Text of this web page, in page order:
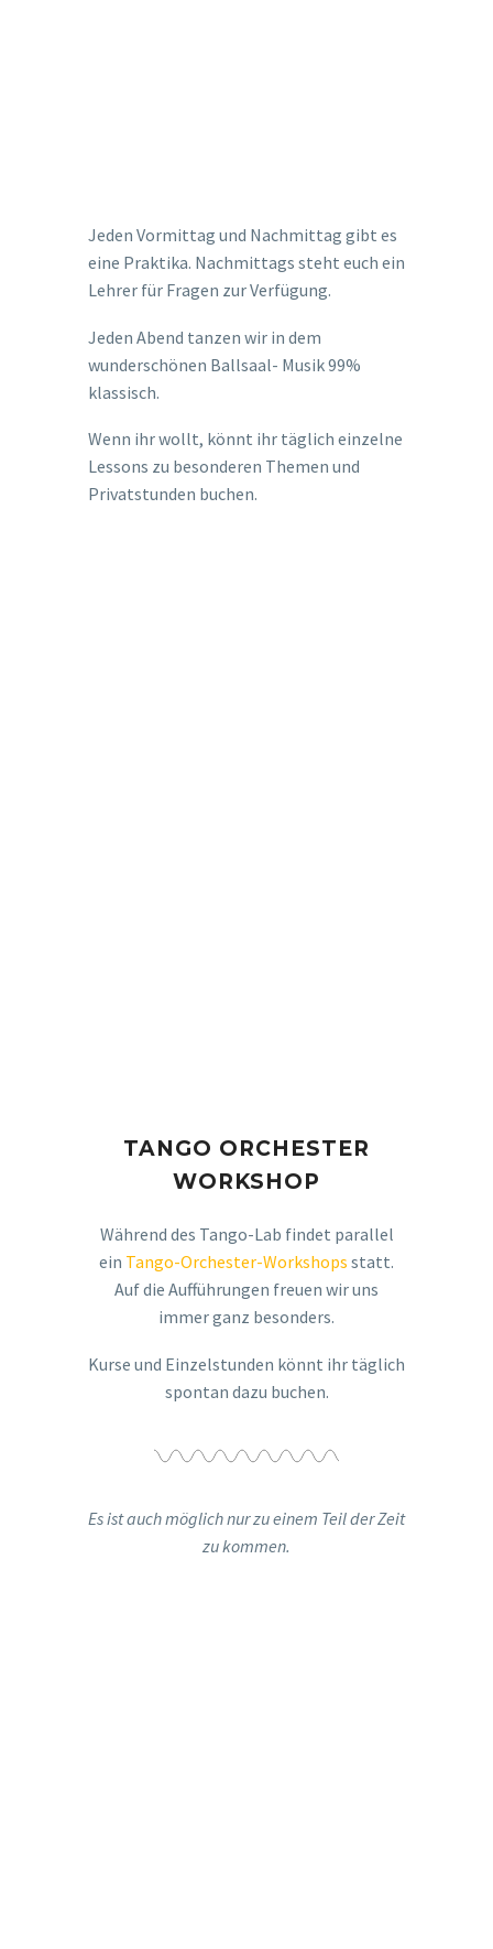
Jeden Vormittag und Nachmittag gibt es
eine Praktika. Nachmittags steht euch ein
Lehrer für Fragen zur Verfügung.
Jeden Abend tanzen wir in dem
wunderschönen Ballsaal- Musik 99%
klassisch.
Wenn ihr wollt, könnt ihr täglich einzelne
Lessons zu besonderen Themen und
Privatstunden buchen.
TANGO ORCHESTER
WORKSHOP
Während des Tango-Lab findet parallel
ein Tango-Orchester-Workshops statt.
Auf die Aufführungen freuen wir uns
immer ganz besonders.
Kurse und Einzelstunden könnt ihr täglich
spontan dazu buchen.
Es ist auch möglich nur zu einem Teil der Zeit
zu kommen.